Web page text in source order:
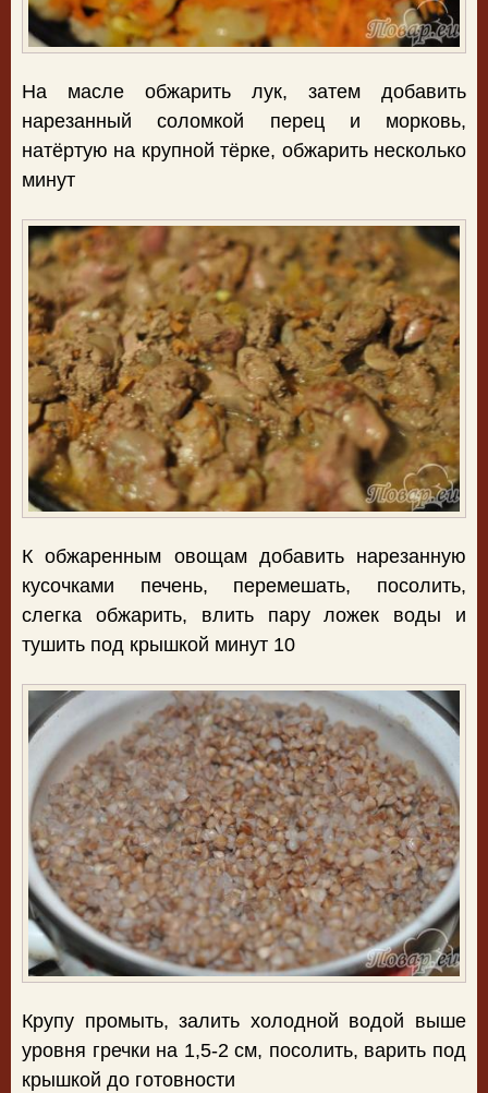
На масле обжарить лук, затем добавить
нарезанный соломкой перец и морковь,
натёртую на крупной тёрке, обжарить несколько
минут
К обжаренным овощам добавить нарезанную
кусочками печень, перемешать, посолить,
слегка обжарить, влить пару ложек воды и
тушить под крышкой минут 10
Крупу промыть, залить холодной водой выше
уровня гречки на 1,5-2 см, посолить, варить под
крышкой до готовности